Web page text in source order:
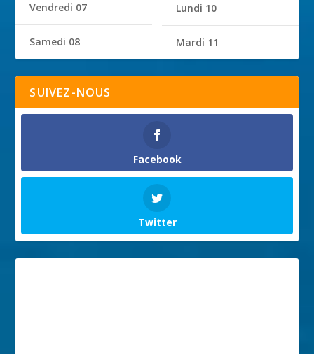
Vendredi 07
Samedi 08
Lundi 10
Mardi 11
SUIVEZ-NOUS
Facebook
Twitter